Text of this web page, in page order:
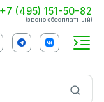
+7 (495) 151-50-82
(звонок бесплатный)